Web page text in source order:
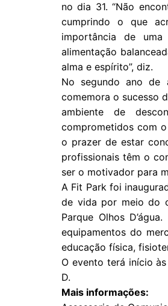
no dia 31. “Não
cumprindo o que
importância de
alimentação
alma e espírito”, diz.
No segundo ano de
comemora o sucesso
ambiente de
comprometidos com
o prazer de estar
profissionais têm o
ser o motivador para
A Fit Park foi
de vida por meio do
Parque Olhos
equipamentos do
educação física,
O evento terá início
D.
Mais informações: